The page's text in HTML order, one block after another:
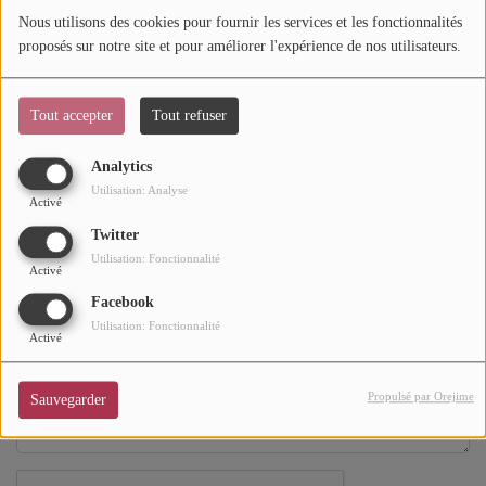
Nous utilisons des cookies pour fournir les services et les fonctionnalités
proposés sur notre site et pour améliorer l'expérience de nos utilisateurs.
Tout accepter Tout refuser
Analytics
Activé
Utilisation: Analyse
Twitter
Activé
Utilisation: Fonctionnalité
Facebook
Activé
Utilisation: Fonctionnalité
Sauvegarder Propulsé par Orejime
SOUL ADDICT PLAY
Flash News
5 bonnes raisons
Dans la Street
Dans ton Téléphone
Mic 2 Rue
Première Fois
URBAN CULTURE
Site Web
Message *